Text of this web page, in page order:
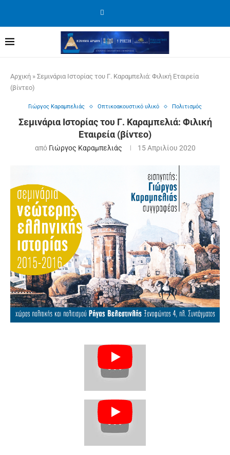
Αρχική » Σεμινάρια Ιστορίας του Γ. Καραμπελιά: Φιλική Εταιρεία
(βίντεο)
Γιώργος Καραμπελιάς Οπτικοακουστικό υλικό Πολιτισμός
Σεμινάρια Ιστορίας του Γ. Καραμπελιά: Φιλική
Εταιρεία (βίντεο)
από Γιώργος Καραμπελιάς 15 Απριλίου 2020